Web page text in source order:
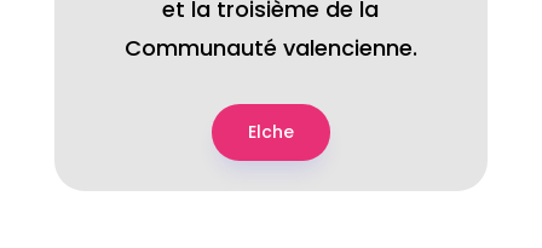
et la troisième de la
Communauté valencienne.
Elche